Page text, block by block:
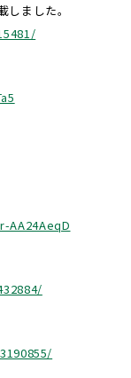
ました。